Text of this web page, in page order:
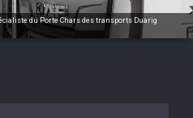
du Porte Chars des transports Duarig